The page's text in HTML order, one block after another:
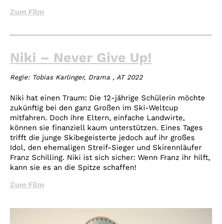
Zum Film
Niki – Never Give Up!
Regie: Tobias Karlinger, Drama , AT 2022
Niki hat einen Traum: Die 12-jährige Schülerin möchte
zukünftig bei den ganz Großen im Ski-Weltcup
mitfahren. Doch ihre Eltern, einfache Landwirte,
können sie finanziell kaum unterstützen. Eines Tages
trifft die junge Skibegeisterte jedoch auf ihr großes
Idol, den ehemaligen Streif-Sieger und Skirennläufer
Franz Schilling. Niki ist sich sicher: Wenn Franz ihr hilft,
kann sie es an die Spitze schaffen!
Zum Film